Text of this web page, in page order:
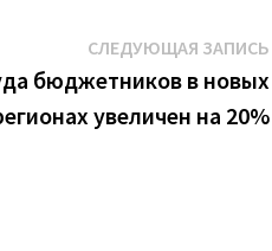
СЛЕДУЮЩАЯ ЗАПИСЬ
бюджетников в новых
увеличен на 20%